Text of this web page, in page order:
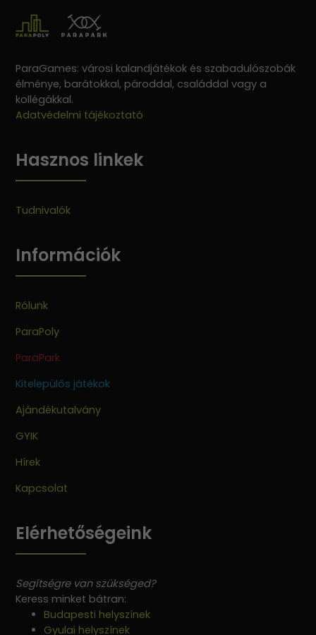
ParaGames: városi kalandjátékok és szabadulószobák
élménye, barátokkal, pároddal, családdal vagy a
kollégákkal.
Adatvédelmi tájékoztató
Hasznos linkek
Tudnivalók
Információk
Rólunk
ParaPoly
ParaPark
Kitelepülős játékok
Ajándékutalvány
GYIK
Hírek
Kapcsolat
Elérhetőségeink
Segítségre van szükséged?
Keress minket bátran:
Budapesti helyszínek
Gyulai helyszínek